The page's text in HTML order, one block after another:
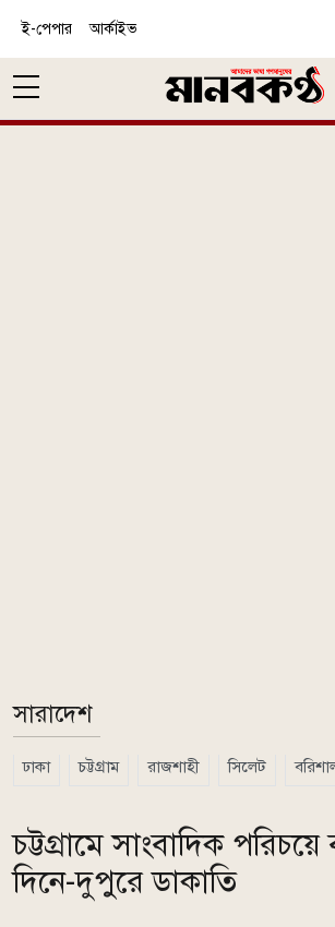
ই-পেপার আর্কাইভ
সারাদেশ
ঢাকা চট্টগ্রাম রাজশাহী সিলেট
চট্টগ্রামে সাংবাদিক
দিনে-দুপুরে ডাকাতি